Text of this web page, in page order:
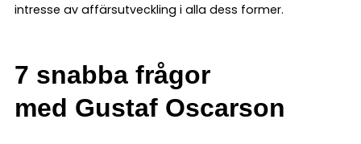
intresse av affärsutveckling i alla dess former.
7 snabba frågor
med Gustaf Oscarson